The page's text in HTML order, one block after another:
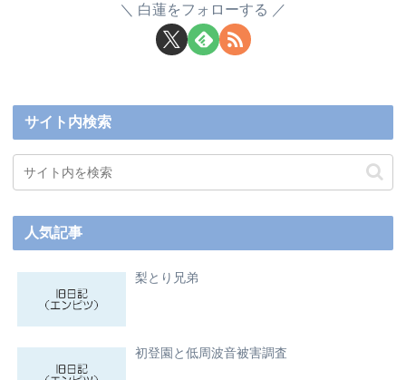
白蓮をフォローする
サイト内検索
人気記事
梨とり兄弟
初登園と低周波音被害調査